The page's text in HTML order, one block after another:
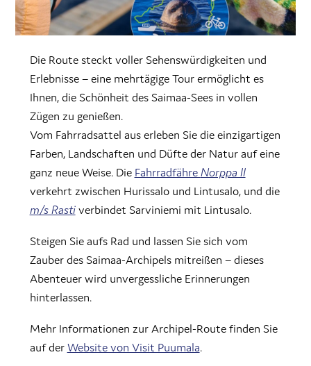
Die Route steckt voller Sehenswürdigkeiten und
Erlebnisse – eine mehrtägige Tour ermöglicht es
Ihnen, die Schönheit des Saimaa-Sees in vollen
Zügen zu genießen.
Vom Fahrradsattel aus erleben Sie die einzigartigen
Farben, Landschaften und Düfte der Natur auf eine
ganz neue Weise. Die Fahrradfähre Norppa II
verkehrt zwischen Hurissalo und Lintusalo, und die
m/s Rastiverbindet Sarviniemi mit Lintusalo.
Steigen Sie aufs Rad und lassen Sie sich vom
Zauber des Saimaa-Archipels mitreißen – dieses
Abenteuer wird unvergessliche Erinnerungen
hinterlassen.
Mehr Informationen zur Archipel-Route finden Sie
auf derWebsite von Visit Puumala.